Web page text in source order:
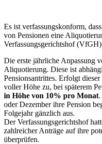
Es ist verfassungskonform,
von Pensionen eine
Verfassungsgerichtshof
Die erste jährliche Anpassung
Aliquotierung. Diese ist
Pensionsantrittes. Erfolgt
voller Höhe zu, bei späterem
in Höhe von 10% pro Monat
oder Dezember ihre Pension
Folgejahr gänzlich aus.
Der Verfassungsgerichtshof
zahlreicher Anträge auf ihre
überprüfen.